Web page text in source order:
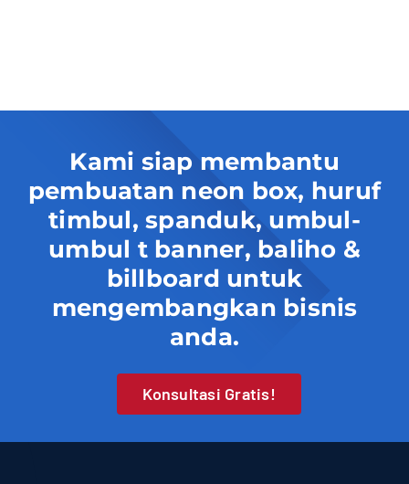
Kami siap membantu
pembuatan neon box, huruf
timbul, spanduk, umbul-
umbul t banner, baliho &
billboard untuk
mengembangkan bisnis
anda.
Konsultasi Gratis!